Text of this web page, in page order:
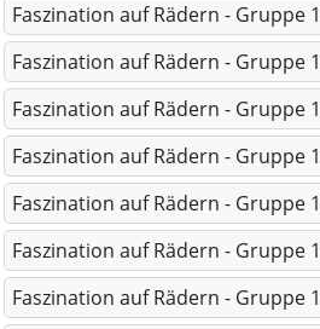
Faszination auf Rädern - Gruppe
Faszination auf Rädern - Gruppe
Faszination auf Rädern - Gruppe
Faszination auf Rädern - Gruppe
Faszination auf Rädern - Gruppe
Faszination auf Rädern - Gruppe
Faszination auf Rädern - Gruppe